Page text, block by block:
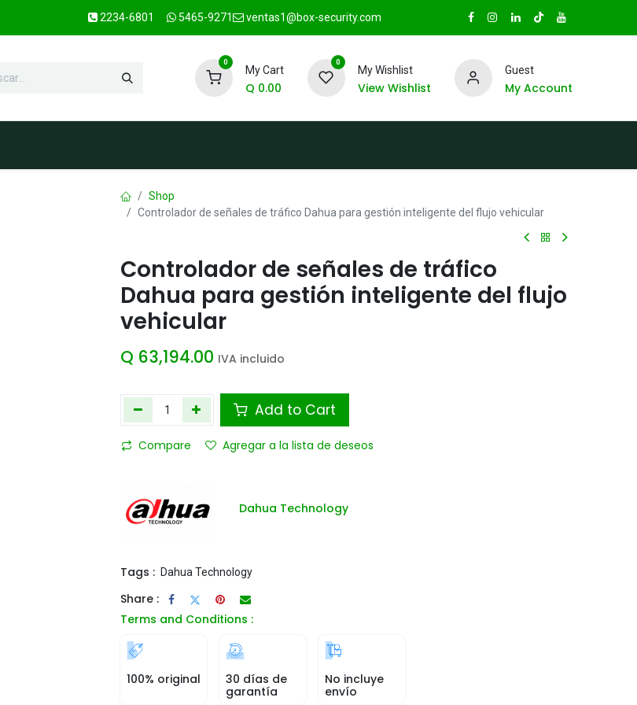
2234-6801 5465-9271 ventas1@box-security.com
0
My Cart
Q 0.00
0
My Wishlist
View Wishlist
Guest
My Account
Shop
Controlador de señales de tráfico Dahua para gestión inteligente del flujo vehicular
Controlador de señales de tráfico
Dahua para gestión inteligente del flujo
vehicular
Q 63,194.00 IVA incluido
Add to Cart
Compare Agregar a la lista de deseos
Dahua Technology
Tags : Dahua Technology
Share :
Terms and Conditions :
100% original
30 días de
garantía
No incluye
envío